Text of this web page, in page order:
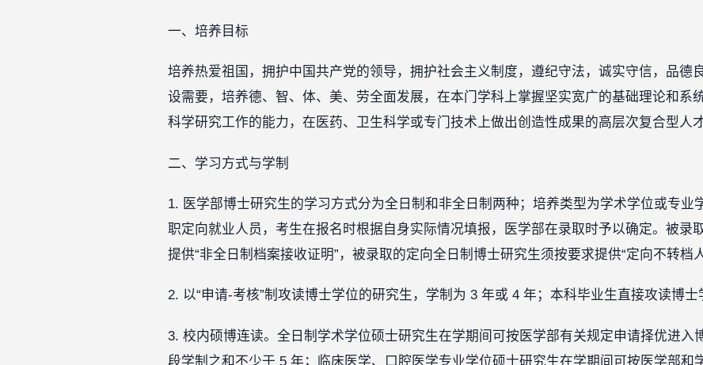
一、培养目标
培养热爱祖国，拥护中国共产党的领导，拥护社会主义制度，遵纪守法，诚实守信，品德
设需要，培养德、智、体、美、劳全面发展，在本门学科上掌握坚实宽广的基础理论和系
科学研究工作的能力，在医药、卫生科学或专门技术上做出创造性成果的高层次复合型人才
二、学习方式与学制
1. 医学部博士研究生的学习方式分为全日制和非全日制两种；培养类型为学术学位或专业
职定向就业人员，考生在报名时根据自身实际情况填报，医学部在录取时予以确定。被录
提供“非全日制档案接收证明”，被录取的定向全日制博士研究生须按要求提供“定向不转档人
2. 以“申请-考核”制攻读博士学位的研究生，学制为 3 年或 4 年；本科毕业生直接攻读博士
3. 校内硕博连读。全日制学术学位硕士研究生在学期间可按医学部有关规定申请择优进入
段学制之和不少于 5 年；临床医学、口腔医学专业学位硕士研究生在学期间可按医学部和